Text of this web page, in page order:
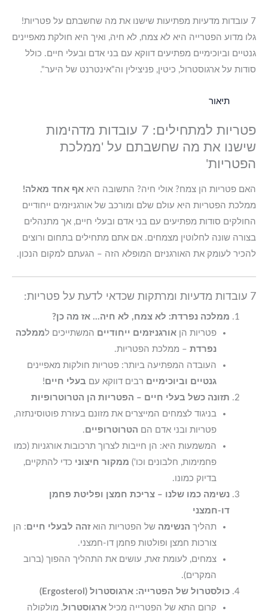
7 עובדות מדעיות מפתיעות שישנו את מה שחשבתם על פטריות!
גלו מדוע הפטרייה היא לא צמח, לא חיה, ואיך היא חולקת מאפיינים
גנטיים וביוכימיים מפתיעים דווקא עם בני אדם ובעלי חיים. כולל
סודות על ארגוסטרול, כיטין, פניצילין וה"אינטרנט של היער".
תיאור
פטריות למתחילים: 7 עובדות מדהימות
שישנו את מה שחשבתם על 'ממלכת
הפטריות'
האם פטריות הן צמח? אולי חיה? התשובה היא אף אחד מאלה!
ממלכת הפטריות היא עולם שלם ומורכב של אורגניזמים ייחודיים
החולקים סודות מפתיעים עם בני אדם ובעלי חיים, אך מתנהלים
בצורה שונה לחלוטין מצמחים. אם אתם מתחילים בתחום ורוצים
להכיר לעומק את האורגניזם המופלא הזה – הגעתם למקום הנכון.
7 עובדות מדעיות ומרתקות שכדאי לדעת על פטריות:
ממלכה נפרדת: לא צמח, לא חיה… אז מה כן?
פטריות הן אורגניזמים ייחודיים המשתייכים לממלכה
נפרדת– ממלכת הפטריות.
העובדה המפתיעה ביותר: פטריות חולקות מאפיינים
גנטיים וביוכימיים רבים דווקא עם בעלי חיים!
תזונה כשל בעלי חיים – הפטריות הן הטרוטרופיות
בניגוד לצמחים המייצרים את מזונם בעזרת פוטוסינתזה,
פטריות ובני אדם הם הטרוטרופיים.
המשמעות היא: הן חייבות לצרוך תרכובות אורגניות (כמו
פחמימות, חלבונים וכו') ממקור חיצוני כדי להתקיים,
בדיוק כמונו.
נשימה כמו שלנו – צריכת חמצן ופליטת פחמן
דו-חמצני
תהליך הנשימה של הפטריות הואזהה לבעלי חיים: הן
צורכות חמצן ופולטות פחמן דו-חמצני.
צמחים, לעומת זאת, עושים את התהליך ההפוך (ברוב
המקרים).
כולסטרול של הפטרייה: ארגוסטרול (Ergosterol)
קרום התא של הפטרייה מכיל ארגוסטרול, מולקולה